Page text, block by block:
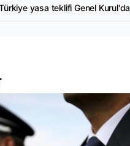
yasa teklifi Genel Kurul'da